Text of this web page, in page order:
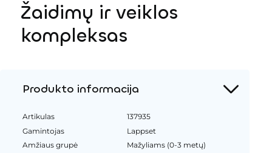
Žaidimų ir veiklos
kompleksas
Produkto informacija
Artikulas
137935
Gamintojas
Lappset
Amžiaus grupė
Mažyliams (0-3 metų)